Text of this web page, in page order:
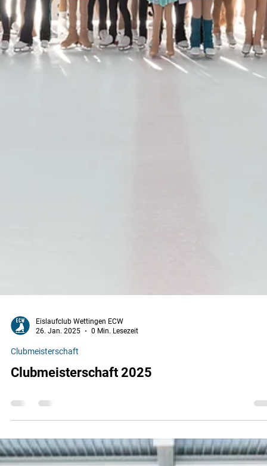
Eislaufclub Wettingen ECW
26. Jan. 2025
0 Min. Lesezeit
Clubmeisterschaft
Clubmeisterschaft 2025